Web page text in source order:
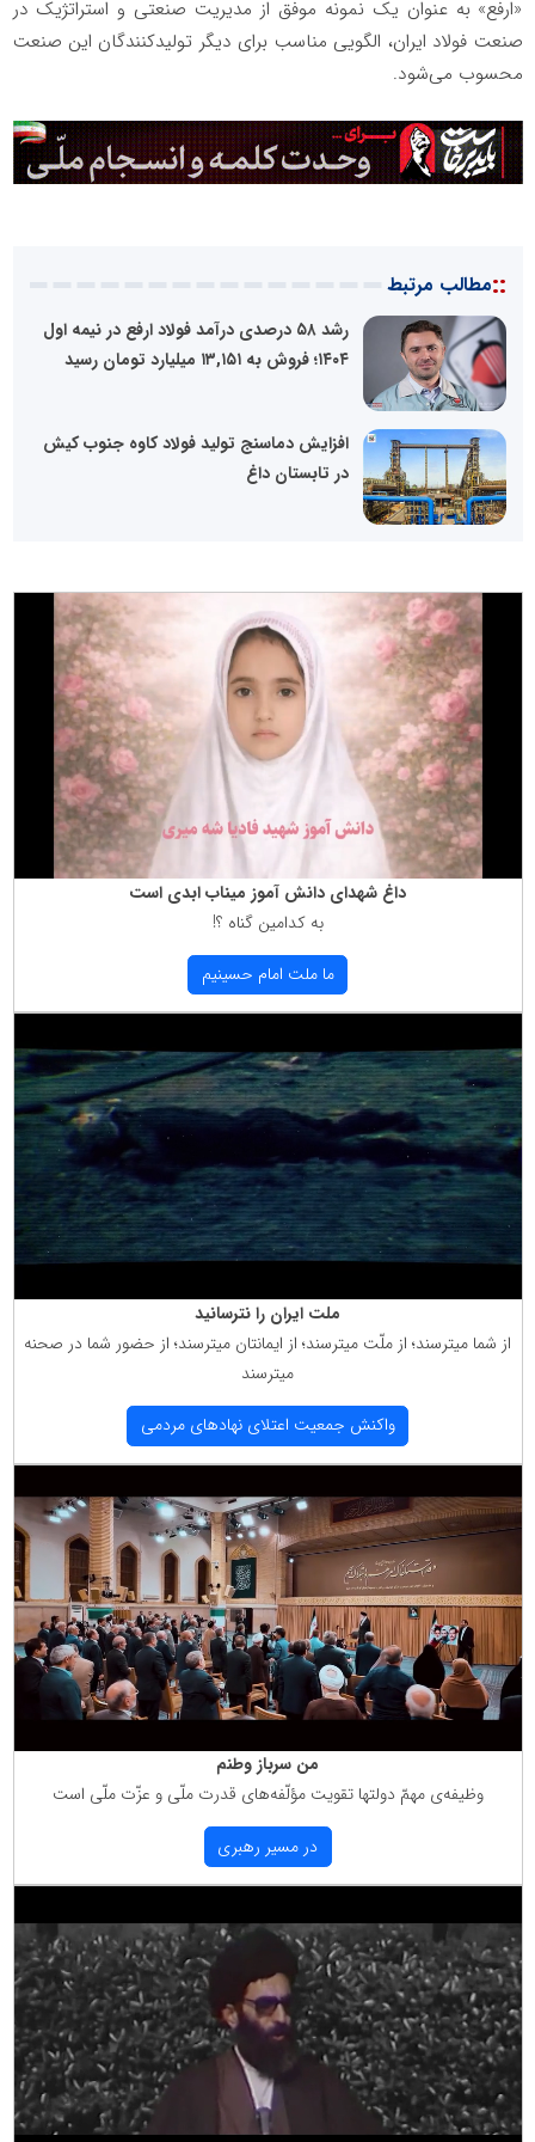
«ارفع» به عنوان یک نمونه موفق از مدیریت صنعتی و استراتژیک در
صنعت فولاد ایران، الگویی مناسب برای دیگر تولیدکنندگان این صنعت
محسوب می‌شود.
::مطالب مرتبط
رشد ۵۸ درصدی درآمد فولاد ارفع در نیمه اول
۱۴۰۴؛ فروش به ۱۳,۱۵۱ میلیارد تومان رسید
افزایش دماسنج تولید فولاد کاوه جنوب کیش
در تابستان داغ
داغ شهدای دانش آموز میناب ابدی است
به كدامین گناه ؟!
ما ملت امام حسینیم
ملت ایران را نترسانید
از شما میترسند؛ از ملّت میترسند؛ از ایمانتان میترسند؛ از حضور شما در صحنه
میترسند
واكنش جمعیت اعتلای نهادهای مردمی
من سرباز وطنم
وظیفه‌ی مهمّ دولتها تقویت مؤلّفه‌های قدرت ملّی و عزّت ملّی است
در مسیر رهبری